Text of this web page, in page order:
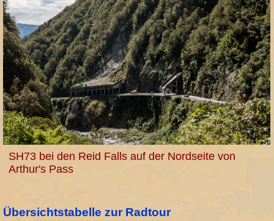
SH73 bei den Reid Falls auf der Nordseite von
Arthur's Pass
Übersichtstabelle zur Radtour